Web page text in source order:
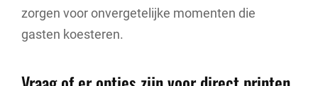
zorgen voor onvergetelijke momenten die
gasten koesteren.